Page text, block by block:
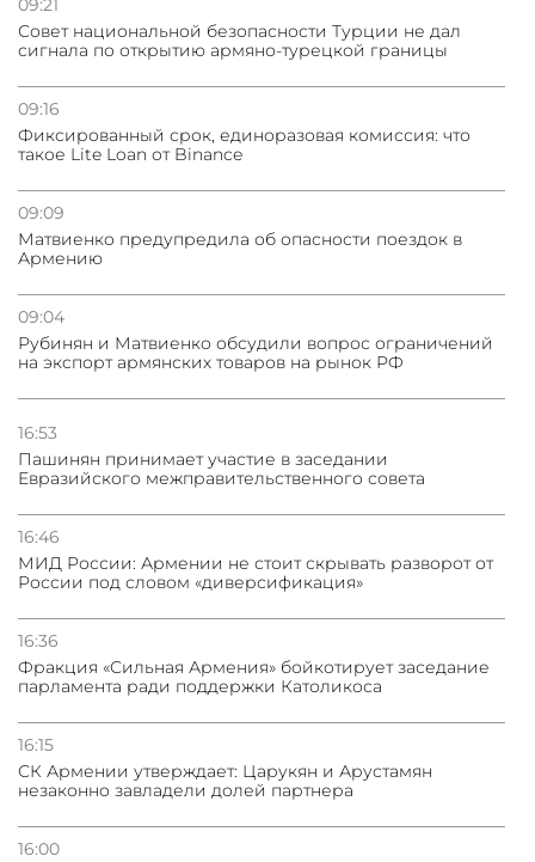
09:21
Совет национальной безопасности Турции не дал
сигнала по открытию армяно-турецкой границы
09:16
Фиксированный срок, единоразовая комиссия: что
такое Lite Loan от Binance
09:09
Матвиенко предупредила об опасности поездок в
Армению
09:04
Рубинян и Матвиенко обсудили вопрос ограничений
на экспорт армянских товаров на рынок РФ
16:53
Пашинян принимает участие в заседании
Евразийского межправительственного совета
16:46
МИД России: Армении не стоит скрывать разворот от
России под словом «диверсификация»
16:36
Фракция «Сильная Армения» бойкотирует заседание
парламента ради поддержки Католикоса
16:15
СК Армении утверждает: Царукян и Арустамян
незаконно завладели долей партнера
16:00
вызовы – минэкономики Грузии
Трамп готов дать шанс переговорам с Ираном при
условии прекращения огня